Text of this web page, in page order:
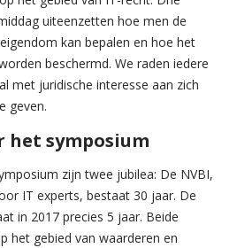
JOURNAL
uiteenzetten hoe men de
kan bepalen en hoe het
beschermd. We raden iedere
met juridische interesse aan zich
geven.
het symposium
zijn twee jubilea: De NVBI,
IT experts, bestaat 30 jaar. De
in 2017 precies 5 jaar. Beide
het gebied van waarderen en